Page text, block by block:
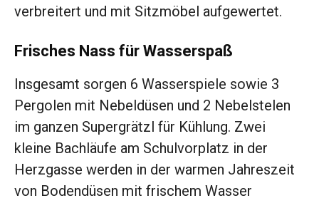
verbreitert und mit Sitzmöbel aufgewertet.
Frisches Nass für Wasserspaß
Insgesamt sorgen 6 Wasserspiele sowie 3
Pergolen mit Nebeldüsen und 2 Nebelstelen
im ganzen Supergrätzl für Kühlung. Zwei
kleine Bachläufe am Schulvorplatz in der
Herzgasse werden in der warmen Jahreszeit
von Bodendüsen mit frischem Wasser